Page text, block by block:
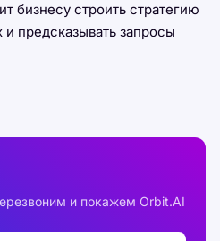
бизнесу строить стратегию
предсказывать запросы
и покажем Orbit.AI